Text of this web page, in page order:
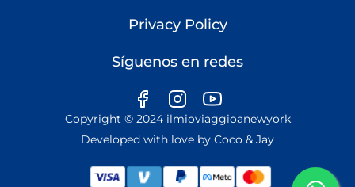
Privacy Policy
Síguenos en redes
Copyright © 2024 ilmioviaggioanewyork
Developed with love by Coco & Jay